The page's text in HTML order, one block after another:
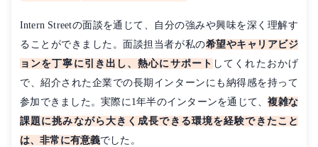
Intern Streetの面談を通じて、自分の強みや興味を深く理解す
ることができました。面談担当者が私の希望やキャリアビジ
ョンを丁寧に引き出し、熱心にサポート してくれたおかげ
で、紹介された企業での長期インターンにも納得感を持って
参加できました。実際に1年半のインターンを通じて、複雑な
課題に挑みながら大きく成長できる環境を経験できたこと
は、非常に有意義でした。